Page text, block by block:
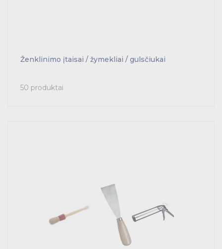
Ženklinimo įtaisai / žymekliai / gulsčiukai
50 produktai